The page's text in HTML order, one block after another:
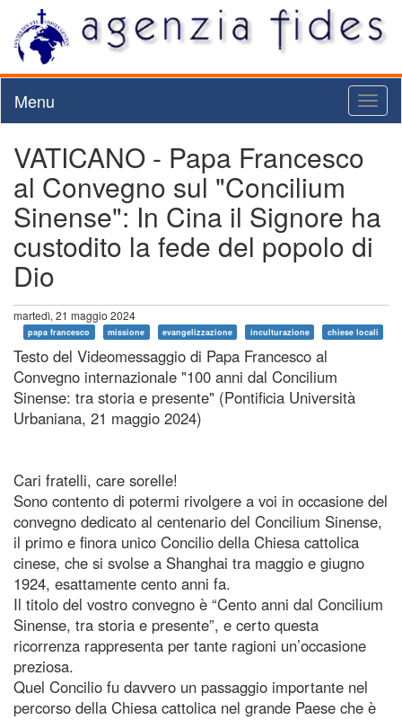
Menu
VATICANO - Papa Francesco
al Convegno sul "Concilium
Sinense": In Cina il Signore ha
custodito la fede del popolo di
Dio
martedì, 21 maggio 2024
papa francesco missione evangelizzazione inculturazione chiese locali
Testo del Videomessaggio di Papa Francesco al
Convegno internazionale "100 anni dal Concilium
Sinense: tra storia e presente" (Pontificia Università
Urbaniana, 21 maggio 2024)
Cari fratelli, care sorelle!
Sono contento di potermi rivolgere a voi in occasione del
convegno dedicato al centenario del Concilium Sinense,
il primo e finora unico Concilio della Chiesa cattolica
cinese, che si svolse a Shanghai tra maggio e giugno
1924, esattamente cento anni fa.
Il titolo del vostro convegno è “Cento anni dal Concilium
Sinense, tra storia e presente”, e certo questa
ricorrenza rappresenta per tante ragioni un’occasione
preziosa.
Quel Concilio fu davvero un passaggio importante nel
percorso della Chiesa cattolica nel grande Paese che è